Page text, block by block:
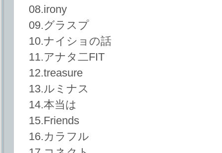
08.irony
09.グラスプ
10.ナイショの話
11.アナタ二FIT
12.treasure
13.ルミナス
14.本当は
15.Friends
16.カラフル